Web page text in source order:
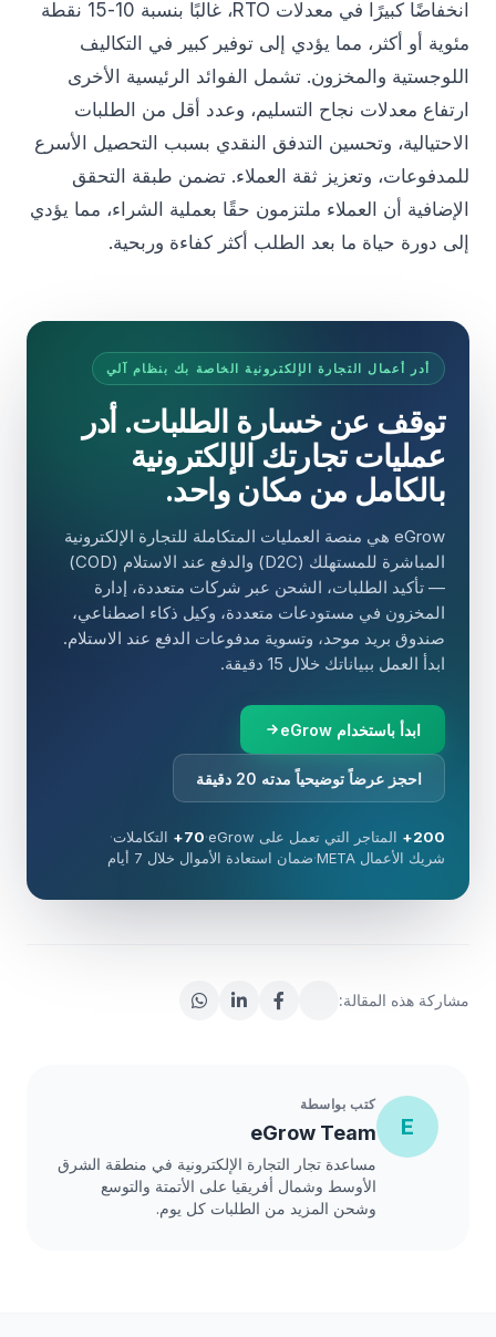
انخفاضًا كبيرًا في معدلات RTO، غالبًا بنسبة 10-15 نقطة
مئوية أو أكثر، مما يؤدي إلى توفير كبير في التكاليف
اللوجستية والمخزون. تشمل الفوائد الرئيسية الأخرى
ارتفاع معدلات نجاح التسليم، وعدد أقل من الطلبات
الاحتيالية، وتحسين التدفق النقدي بسبب التحصيل الأسرع
للمدفوعات، وتعزيز ثقة العملاء. تضمن طبقة التحقق
الإضافية أن العملاء ملتزمون حقًا بعملية الشراء، مما يؤدي
إلى دورة حياة ما بعد الطلب أكثر كفاءة وربحية.
أدر أعمال التجارة الإلكترونية الخاصة بك بنظام آلي
توقف عن خسارة الطلبات. أدر
عمليات تجارتك الإلكترونية
بالكامل من مكان واحد.
eGrow هي منصة العمليات المتكاملة للتجارة الإلكترونية
المباشرة للمستهلك (D2C) والدفع عند الاستلام (COD)
— تأكيد الطلبات، الشحن عبر شركات متعددة، إدارة
المخزون في مستودعات متعددة، وكيل ذكاء اصطناعي،
صندوق بريد موحد، وتسوية مدفوعات الدفع عند الاستلام.
ابدأ العمل ببياناتك خلال 15 دقيقة.
ابدأ باستخدام eGrow
احجز عرضاً توضيحياً مدته 20 دقيقة
200+ المتاجر التي تعمل على eGrow ·
70+ التكاملات·
شريك الأعمال META
·ضمان استعادة الأموال خلال 7 أيام
مشاركة هذه المقالة:
E
كتب بواسطة
eGrow Team
مساعدة تجار التجارة الإلكترونية في منطقة الشرق
الأوسط وشمال أفريقيا على الأتمتة والتوسع
وشحن المزيد من الطلبات كل يوم.